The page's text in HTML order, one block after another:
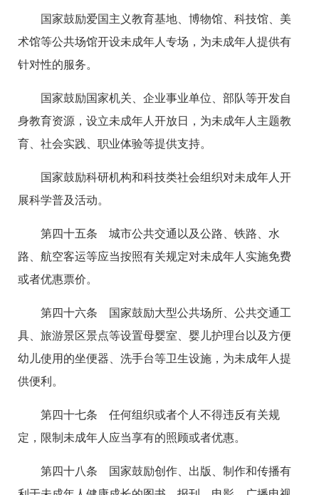
国家鼓励爱国主义教育基地、博物馆、科技馆、美
术馆等公共场馆开设未成年人专场，为未成年人提供有
针对性的服务。
国家鼓励国家机关、企业事业单位、部队等开发自
身教育资源，设立未成年人开放日，为未成年人主题教
育、社会实践、职业体验等提供支持。
国家鼓励科研机构和科技类社会组织对未成年人开
展科学普及活动。
第四十五条 城市公共交通以及公路、铁路、水
路、航空客运等应当按照有关规定对未成年人实施免费
或者优惠票价。
第四十六条 国家鼓励大型公共场所、公共交通工
具、旅游景区景点等设置母婴室、婴儿护理台以及方便
幼儿使用的坐便器、洗手台等卫生设施，为未成年人提
供便利。
第四十七条 任何组织或者个人不得违反有关规
定，限制未成年人应当享有的照顾或者优惠。
第四十八条 国家鼓励创作、出版、制作和传播有